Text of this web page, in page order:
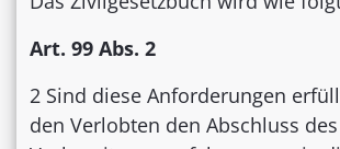
Art. 99 Abs. 2
2 Sind diese Anforderungen
den Verlobten den Abschluss des